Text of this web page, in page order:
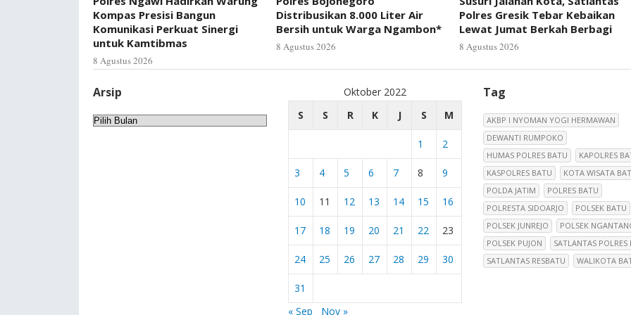
Kompas Presisi Bangun
Komunikasi Perkuat Sinergi
untuk Kamtibmas
8 Agustus 2026
Distribusikan 8.000 Liter Air
Bersih untuk Warga Ngambon*
8 Agustus 2026
Polres Gresik Tebar Kebaikan
Lewat Jumat Berkah Berbagi
8 Agustus 2026
Arsip
Arsip
Oktober 2022
S
S R K J S M
1 2
3 4 5 6 7 8 9
10 11 12 13 14 15 16
17 18 19 20 21 22 23
24 25 26 27 28 29 30
31
« Sep
Nov »
Tag
AKBP I NYOMAN YOGI HERMAWAN
DEWANTI RUMPOKO
HUMAS POLRES BATU
KAPOLRES
KASPOLRES BATU
KOTA WISATA
POLDA JATIM
POLRES BATU
POLRESTA SIDOARJO
POLSEK BATU
POLSEK JUNREJO
POLSEK
POLSEK PUJON
SATLANTAS POLRES
SATLANTAS RESBATU
WALIKOTA